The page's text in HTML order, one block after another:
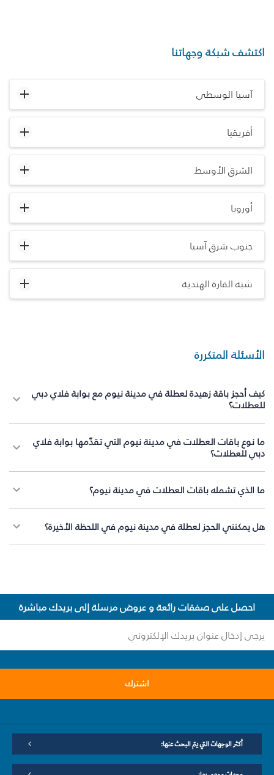
اكتشف شبكة وجهاتنا
آسيا الوسطى
أفريقيا
الشرق الأوسط
أوروبا
جنوب شرق آسيا
شبه القارة الهندية
الأسئلة المتكررة
كيف أحجز باقة زهيدة لعطلة في مدينة نيوم مع بوابة فلاي دبي
للعطلات؟
ما نوع باقات العطلات في مدينة نيوم التي تقدّمها بوابة فلاي
دبي للعطلات؟
ما الذي تشمله باقات العطلات في مدينة نيوم؟
هل يمكنني الحجز لعطلة في مدينة نيوم في اللحظة الأخيرة؟
احصل على صفقات رائعة و عروض مرسلة إلى بريدك مباشرة
اشترك
أكثر الوجهات التي يتم البحث عنها: